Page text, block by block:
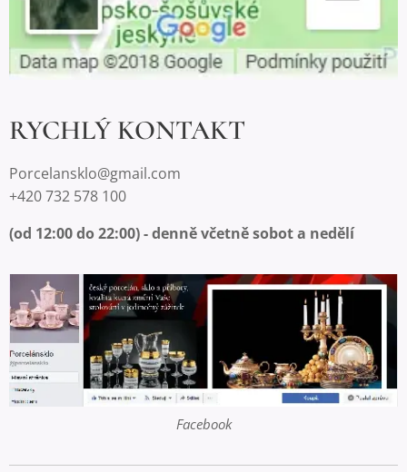
RYCHLÝ KONTAKT
Porcelansklo@gmail.com
+420 732 578 100
(od 12:00 do 22:00) - denně včetně sobot a nedělí
Facebook